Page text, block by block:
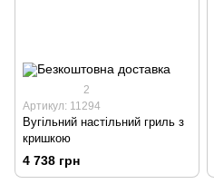
2
Артикул: 11294
Вугільний настільний гриль з
кришкою
4 738 грн